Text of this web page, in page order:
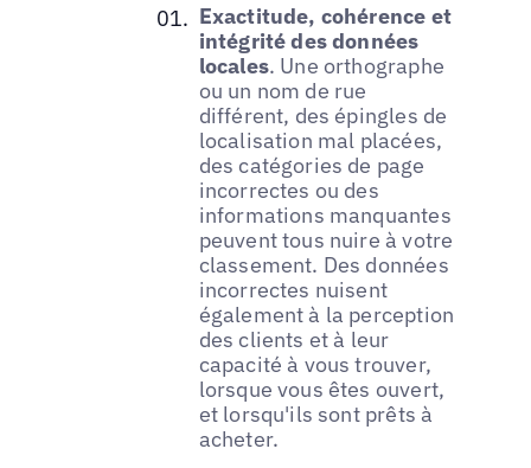
Exactitude, cohérence et
intégrité des données
locales. Une orthographe
ou un nom de rue
différent, des épingles de
localisation mal placées,
des catégories de page
incorrectes ou des
informations manquantes
peuvent tous nuire à votre
classement. Des données
incorrectes nuisent
également à la perception
des clients et à leur
capacité à vous trouver,
lorsque vous êtes ouvert,
et lorsqu'ils sont prêts à
acheter.